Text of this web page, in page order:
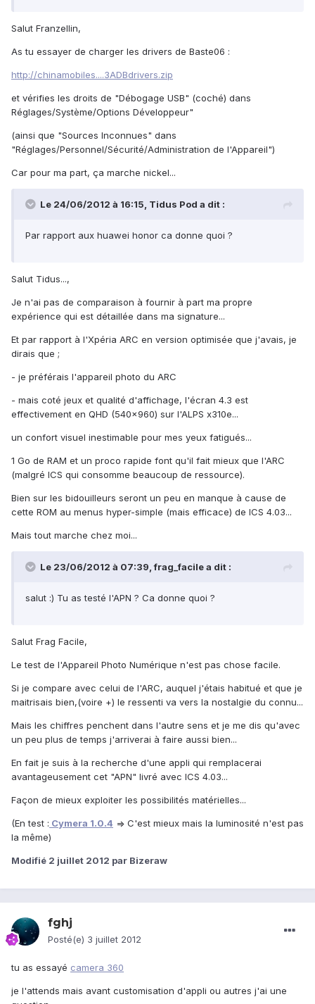
Salut Franzellin,
As tu essayer de charger les drivers de Baste06 :
http://chinamobiles....3ADBdrivers.zip
et vérifies les droits de "Débogage USB" (coché) dans
Réglages/Système/Options Développeur"
(ainsi que "Sources Inconnues" dans
"Réglages/Personnel/Sécurité/Administration de l'Appareil")
Car pour ma part, ça marche nickel...
Le 24/06/2012 à 16:15, Tidus Pod a dit :
Par rapport aux huawei honor ca donne quoi ?
Salut Tidus...,
Je n'ai pas de comparaison à fournir à part ma propre
expérience qui est détaillée dans ma signature...
Et par rapport à l'Xpéria ARC en version optimisée que j'avais, je
dirais que ;
- je préférais l'appareil photo du ARC
- mais coté jeux et qualité d'affichage, l'écran 4.3 est
effectivement en QHD (540x960) sur l'ALPS x310e...
un confort visuel inestimable pour mes yeux fatigués...
1 Go de RAM et un proco rapide font qu'il fait mieux que l'ARC
(malgré ICS qui consomme beaucoup de ressource).
Bien sur les bidouilleurs seront un peu en manque à cause de
cette ROM au menus hyper-simple (mais efficace) de ICS 4.03...
Mais tout marche chez moi...
Le 23/06/2012 à 07:39, frag_facile a dit :
salut :) Tu as testé l'APN ? Ca donne quoi ?
Salut Frag Facile,
Le test de l'Appareil Photo Numérique n'est pas chose facile.
Si je compare avec celui de l'ARC, auquel j'étais habitué et que je
maitrisais bien,(voire +) le ressenti va vers la nostalgie du connu...
Mais les chiffres penchent dans l'autre sens et je me dis qu'avec
un peu plus de temps j'arriverai à faire aussi bien...
En fait je suis à la recherche d'une appli qui remplacerai
avantageusement cet "APN" livré avec ICS 4.03...
Façon de mieux exploiter les possibilités matérielles...
(En test : Cymera 1.0.4 => C'est mieux mais la luminosité n'est pas
la même)
Modifié 2 juillet 2012 par Bizeraw
fghj
Posté(e) 3 juillet 2012
tu as essayé camera 360
je l'attends mais avant customisation d'appli ou autres j'ai une